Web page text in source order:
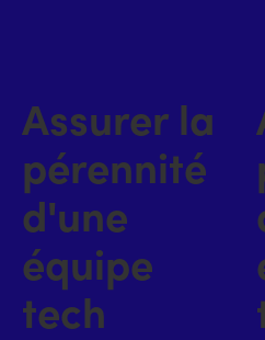
Assurer la
pérennité
d'une
équipe
tech